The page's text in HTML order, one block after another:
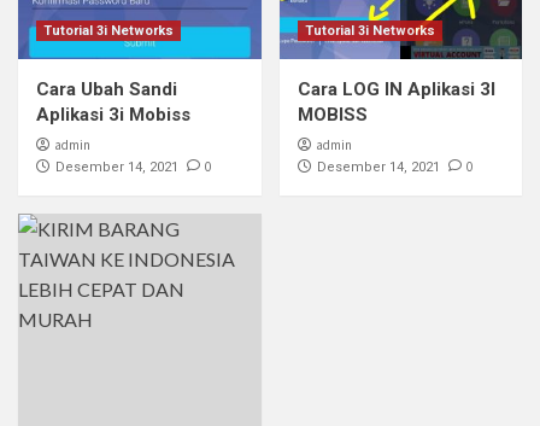
Tutorial 3i Networks
Cara Ubah Sandi
Aplikasi 3i Mobiss
admin
Desember 14, 2021 0
Tutorial 3i Networks
Cara LOG IN Aplikasi 3I
MOBISS
admin
Desember 14, 2021 0